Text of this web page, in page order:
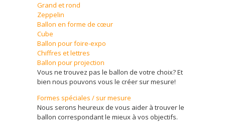
Grand et rond
Zeppelin
Ballon en forme de cœur
Cube
Ballon pour foire-expo
Chiffres et lettres
Ballon pour projection
Vous ne trouvez pas le ballon de votre choix? Et
bien nous pouvons vous le créer sur mesure!
Formes spéciales / sur mesure
Nous serons heureux de vous aider à trouver le
ballon correspondant le mieux à vos objectifs.